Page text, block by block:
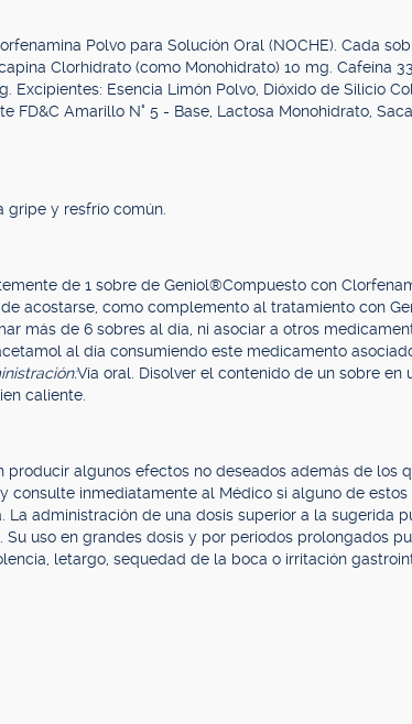
Polvo para Solución Oral (NOCHE). Cada
Clorhidrato (como Monohidrato) 10 mg. Cafeína
Excipientes: Esencia Limón Polvo, Dióxido de Silicio
FD&C Amarillo N° 5 - Base, Lactosa Monohidrato,
gripe y resfrío común.
de 1 sobre de Geniol®Compuesto con
de acostarse, como complemento al tratamiento con
más de 6 sobres al día, ni asociar a otros
al día consumiendo este medicamento
Vía oral. Disolver el contenido de un sobre en
caliente.
producir algunos efectos no deseados además de los
consulte inmediatamente al Médico si alguno de estos
La administración de una dosis superior a la sugerida
uso en grandes dosis y por periodos prolongados
letargo, sequedad de la boca o irritación